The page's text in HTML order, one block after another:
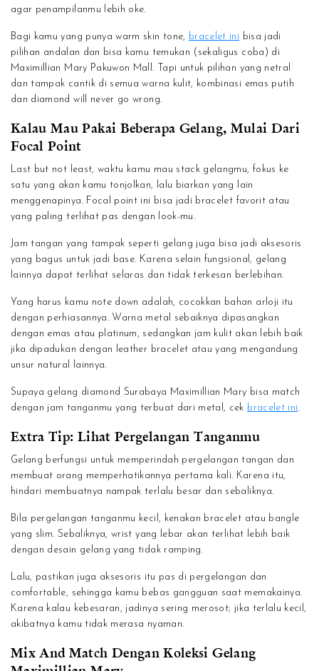
agar penampilanmu lebih oke.
Bagi kamu yang punya warm skin tone, bracelet ini bisa jadi
pilihan andalan dan bisa kamu temukan (sekaligus coba) di
Maximillian Mary Pakuwon Mall. Tapi untuk pilihan yang netral
dan tampak cantik di semua warna kulit, kombinasi emas putih
dan diamond will never go wrong.
Kalau Mau Pakai Beberapa Gelang, Mulai Dari
Focal Point
Last but not least, waktu kamu mau stack gelangmu, fokus ke
satu yang akan kamu tonjolkan, lalu biarkan yang lain
menggenapinya. Focal point ini bisa jadi bracelet favorit atau
yang paling terlihat pas dengan look-mu.
Jam tangan yang tampak seperti gelang juga bisa jadi aksesoris
yang bagus untuk jadi base. Karena selain fungsional, gelang
lainnya dapat terlihat selaras dan tidak terkesan berlebihan.
Yang harus kamu note down adalah, cocokkan bahan arloji itu
dengan perhiasannya. Warna metal sebaiknya dipasangkan
dengan emas atau platinum, sedangkan jam kulit akan lebih baik
jika dipadukan dengan leather bracelet atau yang mengandung
unsur natural lainnya.
Supaya gelang diamond Surabaya Maximillian Mary bisa match
dengan jam tanganmu yang terbuat dari metal, cek bracelet ini.
Extra Tip: Lihat Pergelangan Tanganmu
Gelang berfungsi untuk memperindah pergelangan tangan dan
membuat orang memperhatikannya pertama kali. Karena itu,
hindari membuatnya nampak terlalu besar dan sebaliknya.
Bila pergelangan tanganmu kecil, kenakan bracelet atau bangle
yang slim. Sebaliknya, wrist yang lebar akan terlihat lebih baik
dengan desain gelang yang tidak ramping.
Lalu, pastikan juga aksesoris itu pas di pergelangan dan
comfortable, sehingga kamu bebas gangguan saat memakainya.
Karena kalau kebesaran, jadinya sering merosot; jika terlalu kecil,
akibatnya kamu tidak merasa nyaman.
Mix And Match Dengan Koleksi Gelang